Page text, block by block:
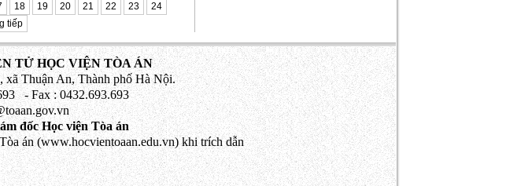
18 19 20 21 22 23
24
tiếp
TỬ HỌC VIỆN TÒA ÁN
Thuận An, Thành phố Hà Nội.
- Fax : 0432.693.693
đốc Học viện Tòa án
án (www.hocvientoaan.edu.vn) khi trích dẫn